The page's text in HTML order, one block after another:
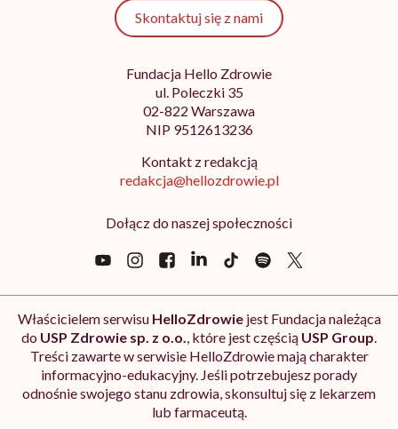
Skontaktuj się z nami
Fundacja Hello Zdrowie
ul. Poleczki 35
02-822 Warszawa
NIP 9512613236
Kontakt z redakcją
redakcja@hellozdrowie.pl
Dołącz do naszej społeczności
Właścicielem serwisu HelloZdrowiejest Fundacja należąca
do USP Zdrowie sp. z o.o., które jest częścią USP Group.
Treści zawarte w serwisie HelloZdrowie mają charakter
informacyjno-edukacyjny. Jeśli potrzebujesz porady
odnośnie swojego stanu zdrowia, skonsultuj się z lekarzem
lub farmaceutą.